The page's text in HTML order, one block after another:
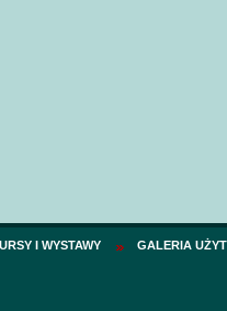
I WYSTAWY GALERIA